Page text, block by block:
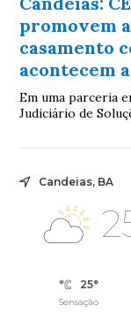
promovem
casamento
acontecem
Em uma parceria
Judiciário de
Candeias, BA
25°
Sensação